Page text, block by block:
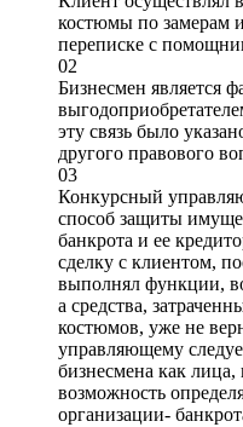
костюмы по замерам
переписке с
02
Бизнесмен является
эту связь было
другого правового
03
Конкурсный
способ защиты
банкрота и ее
сделку с клиентом,
выполнял функции,
а средства,
костюмов, уже не
управляющему
бизнесмена как
возможность
организации-